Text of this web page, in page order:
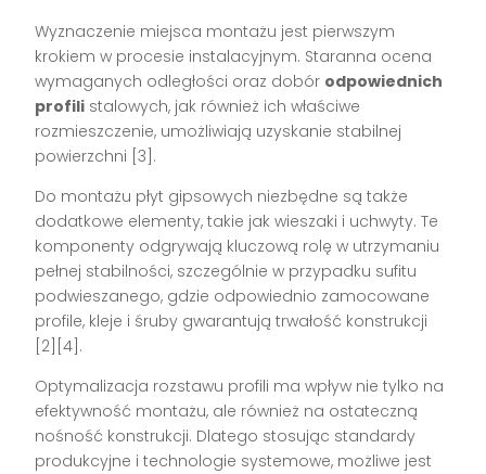
Wyznaczenie miejsca montażu jest pierwszym
krokiem w procesie instalacyjnym. Staranna ocena
wymaganych odległości oraz dobór odpowiednich
profili stalowych, jak również ich właściwe
rozmieszczenie, umożliwiają uzyskanie stabilnej
powierzchni [3].
Do montażu płyt gipsowych niezbędne są także
dodatkowe elementy, takie jak wieszaki i uchwyty. Te
komponenty odgrywają kluczową rolę w utrzymaniu
pełnej stabilności, szczególnie w przypadku sufitu
podwieszanego, gdzie odpowiednio zamocowane
profile, kleje i śruby gwarantują trwałość konstrukcji
[2][4].
Optymalizacja rozstawu profili ma wpływ nie tylko na
efektywność montażu, ale również na ostateczną
nośność konstrukcji. Dlatego stosując standardy
produkcyjne i technologie systemowe, możliwe jest